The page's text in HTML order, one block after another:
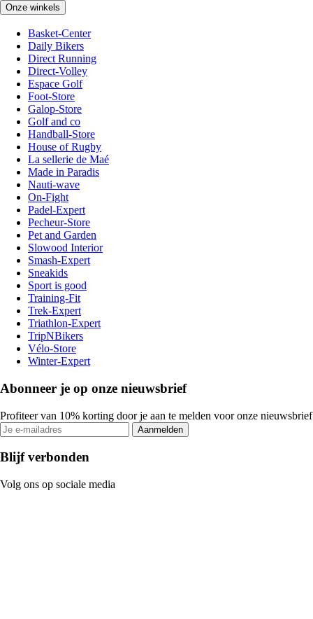
Onze winkels
Basket-Center
Daily Bikers
Direct Running
Direct-Volley
Espace Golf
Foot-Store
Galop-Store
Golf and co
Handball-Store
House of Rugby
La sellerie de Maé
Made in Paradis
Nauti-wave
On-Fight
Padel-Expert
Pecheur-Store
Pet and Garden
Slowood Interior
Smash-Expert
Sneakids
Sport is good
Training-Fit
Trek-Expert
Triathlon-Expert
TripNBikers
Vélo-Store
Winter-Expert
Abonneer je op onze nieuwsbrief
Profiteer van 10% korting door je aan te melden voor onze nieuwsbrief
Aanmelden
Blijf verbonden
Volg ons op sociale media